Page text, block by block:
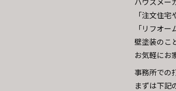
「注文住
「リフオ
壁塗装のこ
お気軽にお
事務所での
まずは下記